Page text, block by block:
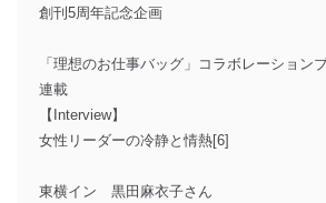
創刊5周年記念企画
「理想のお仕事バッグ」コラボレーション
連載
【Interview】
女性リーダーの冷静と情熱[6]
東横イン 黒田麻衣子さん